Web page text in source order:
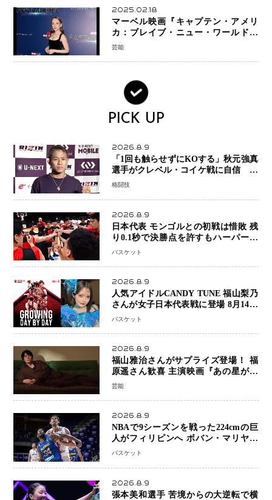
2025.02.18
マーベル映画『キャプテン・アメリ
カ：ブレイブ・ニュー・ワールド』
新ブラック・ウィドウ役のシラ・ハー
芸能
PICK UP
2026.8.9
「1回も触らせずにKOする」秋元強真
選手がクレベル・コイケ戦に自信 青
木真也と2カ月の寝技対策「引き込ま
格闘技
2026.8.9
日本代表 モンゴルとの初戦は惜敗 残
り0.1秒で決勝点を許すもハーパージ
ュニア15得点 カーク18得点と存在感
バスケット
2026.8.9
人気アイドルCANDY TUNE 福山梨乃
さんが女子日本代表戦に登場 8月14日
「三井不動産カップ」でスペシャルゲ
バスケット
2026.8.9
福山雅治さんがサプライズ登場！ 福
原遥さん歓喜 主演映画『あの星が降
る丘で、君とまた出会いたい。』舞台
芸能
2026.8.9
NBAで9シーズンを戦った224cmの巨
人がフィリピンへ ボバン・マリヤノ
ビッチ ジョーンズカップで新たな挑
バスケット
2026.8.9
張本美和選手 苦境からの大逆転で横